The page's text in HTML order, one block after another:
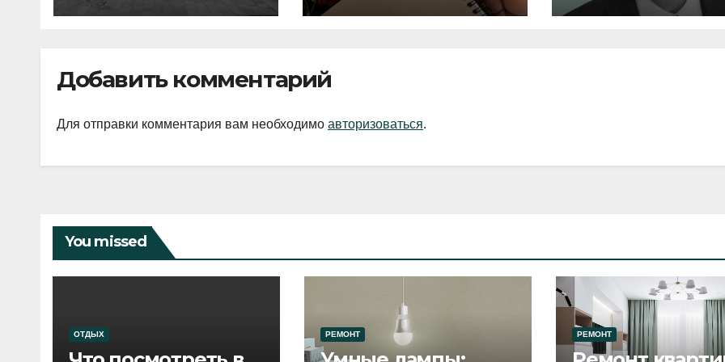
Добавить комментарий
Для отправки комментария вам необходимо авторизоваться.
You missed
ОТДЫХ РЕМОНТ РЕМОНТ